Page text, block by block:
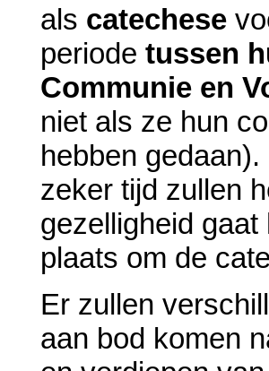
als catechese
periode tussen
Communie en
niet als ze hun
hebben
zeker tijd zullen
gezelligheid
plaats om de
Er zullen
aan bod komen